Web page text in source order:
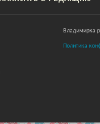
Владимирка
Политика